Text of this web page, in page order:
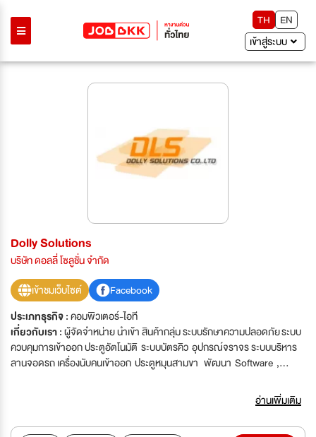
TH
EN
เข้าสู่ระบบ
Dolly Solutions
บริษัท ดอลลี่ โซลูชั่น จำกัด
เข้าชมเว็บไซต์
Facebook
ประเภทธุรกิจ :คอมพิวเตอร์-ไอที
เกี่ยวกับเรา :ผู้จัดจำหน่าย นำเข้า สินค้ากลุ่ม ระบบรักษาความปลอดภัย ระบบ
ควบคุมการเข้าออก ประตูอัตโนมัติ ระบบบัตรคิว อุปกรณ์จราจร ระบบบริหาร
ลานจอดรถ เครื่องนับคนเข้าออก ประตูหมุนสามขา พัฒนา Software ,
อ่านเพิ่มเติม